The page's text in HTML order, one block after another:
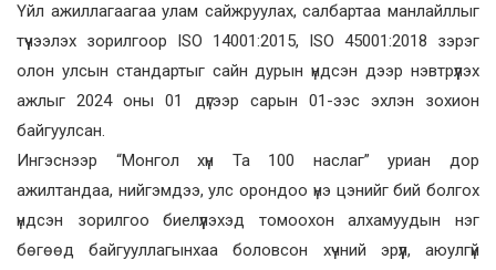
Үйл ажиллагаагаа улам сайжруулах, салбартаа манлайллыг
түүчээлэх зорилгоор ISO 14001:2015, ISO 45001:2018 зэрэг
олон улсын стандартыг сайн дурын үндсэн дээр нэвтрүүлэх
ажлыг 2024 оны 01 дүгээр сарын 01-ээс эхлэн зохион
байгуулсан.
Ингэснээр “Монгол хүн Та 100 наслаг” уриан дор
ажилтандаа, нийгэмдээ, улс орондоо үнэ цэнийг бий болгох
үндсэн зорилгоо биелүүлэхэд томоохон алхамуудын нэг
бөгөөд байгууллагынхаа боловсон хүчний эрүүл, аюулгүй